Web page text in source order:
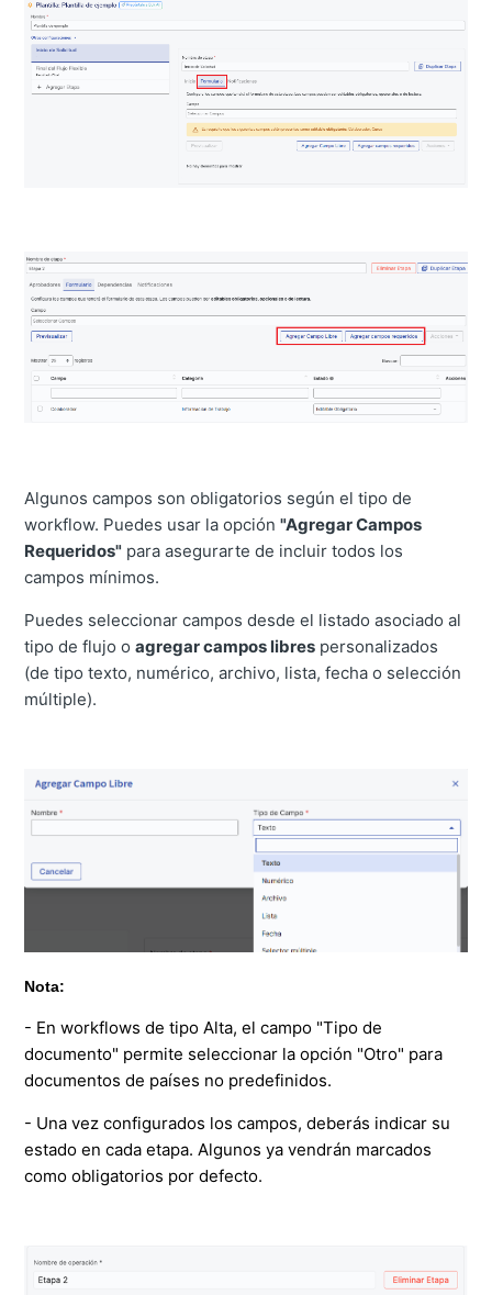
Algunos campos son obligatorios según el tipo de
workflow. Puedes usar la opción"Agregar Campos
Requeridos" para asegurarte de incluir todos los
campos mínimos.
Puedes seleccionar campos desde el listado asociado al
tipo de flujo oagregar campos libres personalizados
(de tipo texto, numérico, archivo, lista, fecha o selección
múltiple).
Nota:
- En workflows de tipo Alta, el campo "Tipo de
documento" permite seleccionar la opción "Otro" para
documentos de países no predefinidos.
- Una vez configurados los campos, deberás indicar su
estado en cada etapa. Algunos ya vendrán marcados
como obligatorios por defecto.